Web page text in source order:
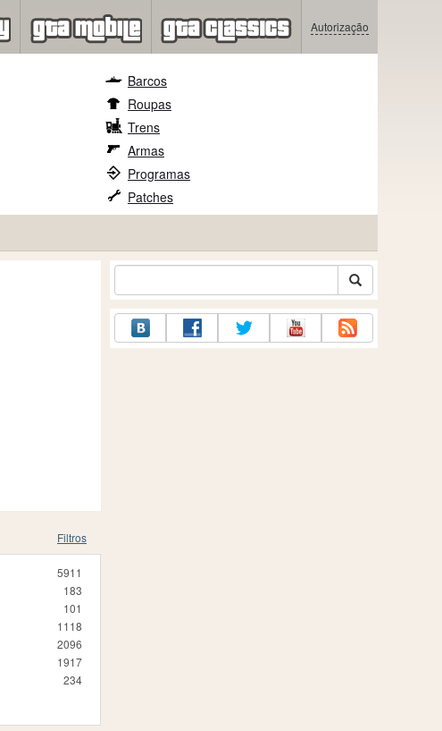
Autorização
Barcos
Roupas
Trens
Armas
Programas
Patches
Filtros
5911
183
101
1118
2096
1917
234